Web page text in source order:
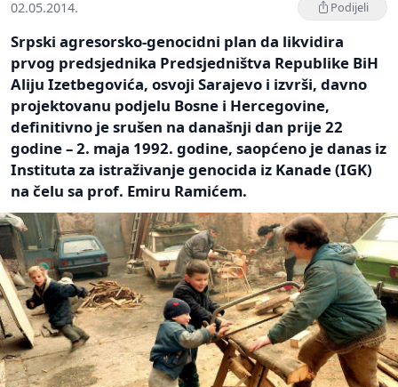
02.05.2014. Podijeli
Srpski agresorsko-genocidni plan da likvidira
prvog predsjednika Predsjedništva Republike BiH
Aliju Izetbegovića, osvoji Sarajevo i izvrši, davno
projektovanu podjelu Bosne i Hercegovine,
definitivno je srušen na današnji dan prije 22
godine – 2. maja 1992. godine, saopćeno je danas iz
Instituta za istraživanje genocida iz Kanade (IGK)
na čelu sa prof. Emiru Ramićem.